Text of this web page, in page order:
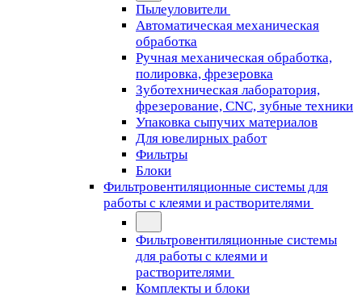
Пылеуловители
Автоматическая механическая
обработка
Ручная механическая обработка,
полировка, фрезеровка
Зуботехническая лаборатория,
фрезерование, CNC, зубные техники
Упаковка сыпучих материалов
Для ювелирных работ
Фильтры
Блоки
Фильтровентиляционные системы для
работы с клеями и растворителями
Фильтровентиляционные системы
для работы с клеями и
растворителями
Комплекты и блоки